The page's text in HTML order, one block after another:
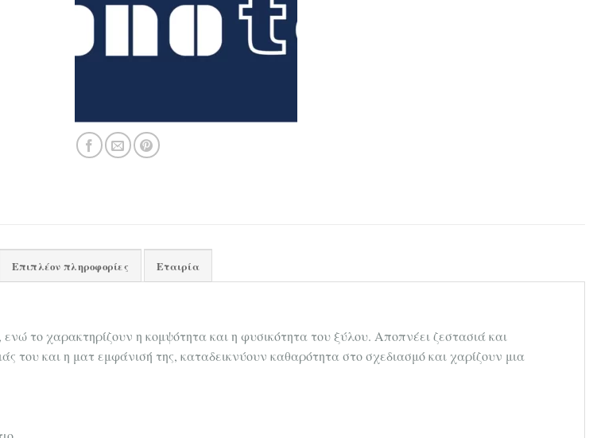
Επιπλέον πληροφορίες Εταιρία
το χαρακτηρίζουν η κομψότητα και η φυσικότητα του ξύλου. Αποπνέει ζεστασιά και
του και η ματ εμφάνισή της, καταδεικνύουν καθαρότητα στο σχεδιασμό και χαρίζουν μια